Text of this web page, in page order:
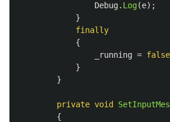
Debug. Log(e);
}
finally
{
_running = false
}
}
private void
{